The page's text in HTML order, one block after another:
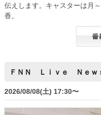
伝えします。キャスターは月
香。
ＦＮＮ Ｌｉｖｅ Ｎｅｗ
2026/08/08(土) 17:30〜